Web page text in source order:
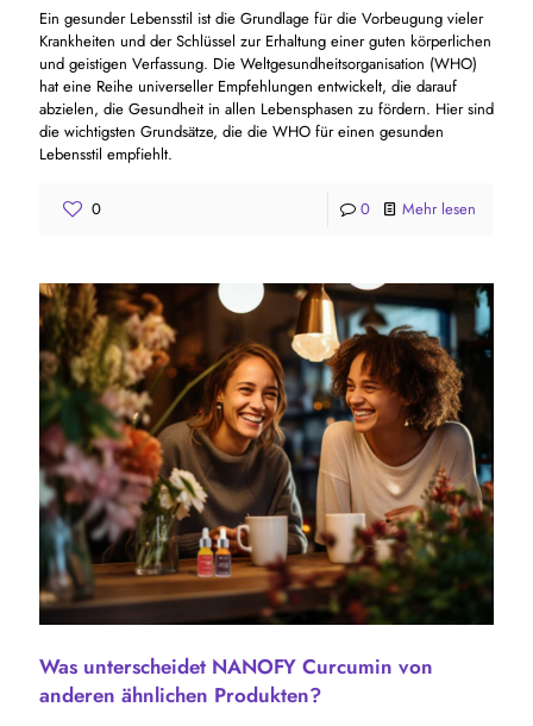
Ein gesunder Lebensstil ist die Grundlage für die Vorbeugung vieler
Krankheiten und der Schlüssel zur Erhaltung einer guten körperlichen
und geistigen Verfassung. Die Weltgesundheitsorganisation (WHO)
hat eine Reihe universeller Empfehlungen entwickelt, die darauf
abzielen, die Gesundheit in allen Lebensphasen zu fördern. Hier sind
die wichtigsten Grundsätze, die die WHO für einen gesunden
Lebensstil empfiehlt.
0 0 Mehr lesen
Was unterscheidet NANOFY Curcumin von
anderen ähnlichen Produkten?